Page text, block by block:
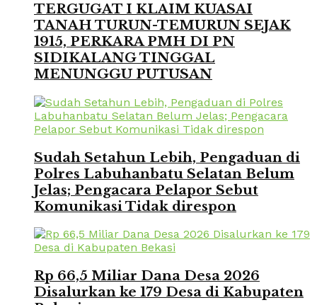
TERGUGAT I KLAIM KUASAI
TANAH TURUN-TEMURUN SEJAK
1915, PERKARA PMH DI PN
SIDIKALANG TINGGAL
MENUNGGU PUTUSAN
Sudah Setahun Lebih, Pengaduan di
Polres Labuhanbatu Selatan Belum
Jelas; Pengacara Pelapor Sebut
Komunikasi Tidak direspon
Rp 66,5 Miliar Dana Desa 2026
Disalurkan ke 179 Desa di Kabupaten